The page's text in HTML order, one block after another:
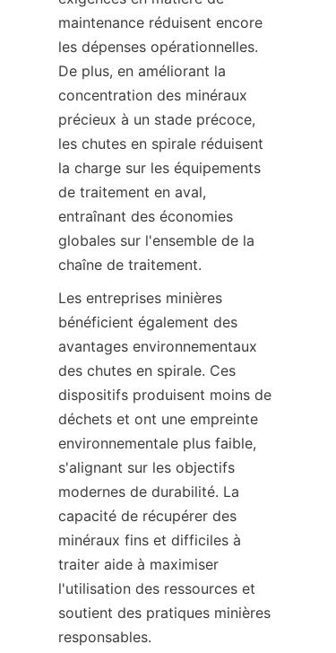
maintenance réduisent encore
les dépenses opérationnelles.
De plus, en améliorant la
concentration des minéraux
précieux à un stade précoce,
les chutes en spirale réduisent
la charge sur les équipements
de traitement en aval,
entraînant des économies
globales sur l'ensemble de la
chaîne de traitement.
Les entreprises minières
bénéficient également des
avantages environnementaux
des chutes en spirale. Ces
dispositifs produisent moins de
déchets et ont une empreinte
environnementale plus faible,
s'alignant sur les objectifs
modernes de durabilité. La
capacité de récupérer des
minéraux fins et difficiles à
traiter aide à maximiser
l'utilisation des ressources et
soutient des pratiques minières
responsables.